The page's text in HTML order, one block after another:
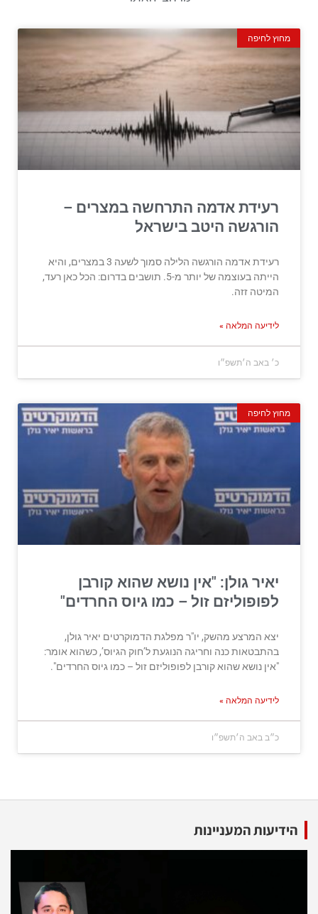
מחוץ לחיפה
רעידת אדמה התרחשה במצרים –
הורגשה היטב בישראל
רעידת אדמה הורגשה הלילה סמוך לשעה 3 במצרים, והיא
הייתה בעוצמה של יותר מ-5. תושבים בדרום: הכל כאן רעד,
המיטה זזה.
לידיעה המלאה »
כ׳ באב ה׳תשפ״ו
מחוץ לחיפה
יאיר גולן: "אין נושא שהוא קורבן
לפופוליזם זול – כמו גיוס החרדים"
יצא המרצע מהשק, יו"ר מפלגת הדמוקרטים יאיר גולן,
בהתבטאות כנה וחריגה הנוגעת ל’חוק הגיוס’, כשהוא אומר:
"אין נושא שהוא קורבן לפופוליזם זול – כמו גיוס החרדים".
לידיעה המלאה »
כ״ב באב ה׳תשפ״ו
הידיעות המעניינות